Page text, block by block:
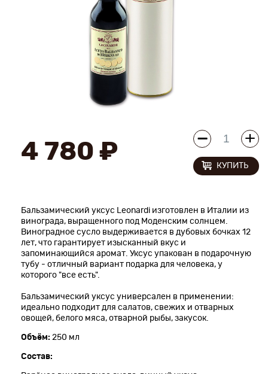
Контакты
4 780 ₽
КУПИТЬ
Бальзамический уксус Leonardi изготовлен в Италии из
винограда, выращенного под Моденским солнцем.
Виноградное сусло выдерживается в дубовых бочках 12
лет, что гарантирует изысканный вкус и
запоминающийся аромат. Уксус упакован в подарочную
тубу - отличный вариант подарка для человека, у
которого "все есть".
Бальзамический уксус универсален в применении:
идеально подходит для салатов, свежих и отварных
овощей, белого мяса, отварной рыбы, закусок.
Объём: 250 мл
Состав: